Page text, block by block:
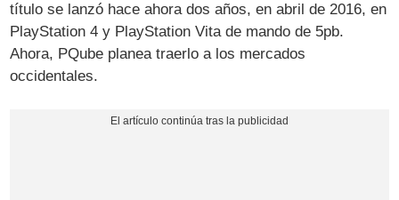
título se lanzó hace ahora dos años, en abril de 2016, en
PlayStation 4 y PlayStation Vita de mando de 5pb.
Ahora, PQube planea traerlo a los mercados
occidentales.